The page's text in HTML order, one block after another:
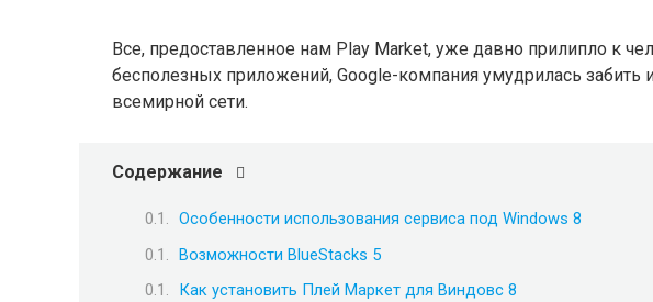
Все, предоставленное нам Play Market, уже давно прилипло к
бесполезных приложений, Google-компания умудрилась
всемирной сети.
Содержание
Особенности использования сервиса под Windows 8
Возможности BlueStacks 5
Как установить Плей Маркет для Виндовс 8